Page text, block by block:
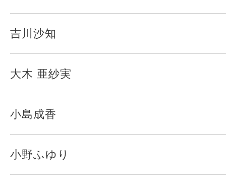
吉川沙知
大木 亜紗実
小島成香
小野ふゆり